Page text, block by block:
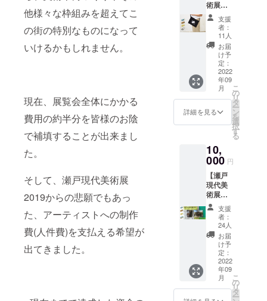
他様々な枠組みを超えてこ
の街の特別なものになって
いけるかもしれません。
現在、展覧会全体にかかる
費用の約半分を皆様のお陰
で補填することが出来まし
た。
そして、瀬戸現代美術展
2019からの悲願でもあっ
た、アーティストへの制作
費(人件費)を支払える希望が
出てきました。
ケット
は、店
舗もし
くは会
期中期
間限定
で営業
してい
る会場
ポップ
アップ
Barrac
kでご利
2023年
3月31日
まで有
効。 ※
複数口
でのご
支援も
可能で
す。
メント
ブック
です。
※商品サ
イズ：
245mm
185mm
/ ページ
数：
106P ※
援コー
ス
・瀬戸
現代美
術展
2022 招
待状(１
名様)
Barrac
kコー
ヒーチ
ケット
（1杯無
料券）
・クラ
術展
2019
グッズ
「サ
コッ
シュ」
戸現代
美術展
2019
グッズ
「サ
コッ
シュ」
2019年
のグッ
ズ「サ
コッ
シュ」
が付い
てくる
リター
ンで
す。色
は黒と
グレー
の２種
で、カ
ラーは
届いて
支援
者：
11人
お届
け予
定：
2022
年09
月
詳細を見る
こ
の
リ
タ
ー
ン
を
選
択
す
る
10,
000 円
【瀬戸
現代美
術展
2022ド
キュメ
ント
ブッ
ク】 ●
瀬戸現
代美術
展2022
ドキュ
メント
支援
者：
24人
お届
け予
定：
2022
年09
月
こ
の
リ
タ
ー